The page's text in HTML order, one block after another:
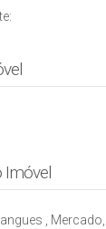
Imóvel
,